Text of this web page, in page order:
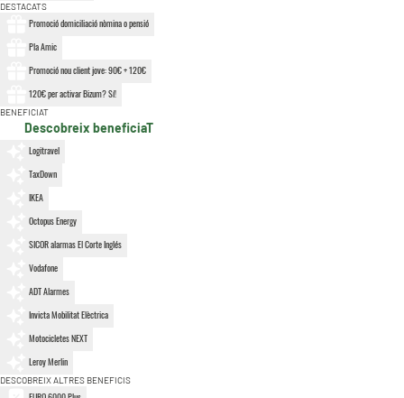
DESTACATS
Promoció domiciliació nòmina o pensió
Pla Amic
Promoció nou client jove: 90€ + 120€
120€ per activar Bizum? Sí!
BENEFICIAT
Descobreix beneficiaT
Logitravel
TaxDown
IKEA
Octopus Energy
SICOR alarmas El Corte Inglés
Vodafone
ADT Alarmes
Invicta Mobilitat Elèctrica
Motocicletes NEXT
Leroy Merlin
DESCOBREIX ALTRES BENEFICIS